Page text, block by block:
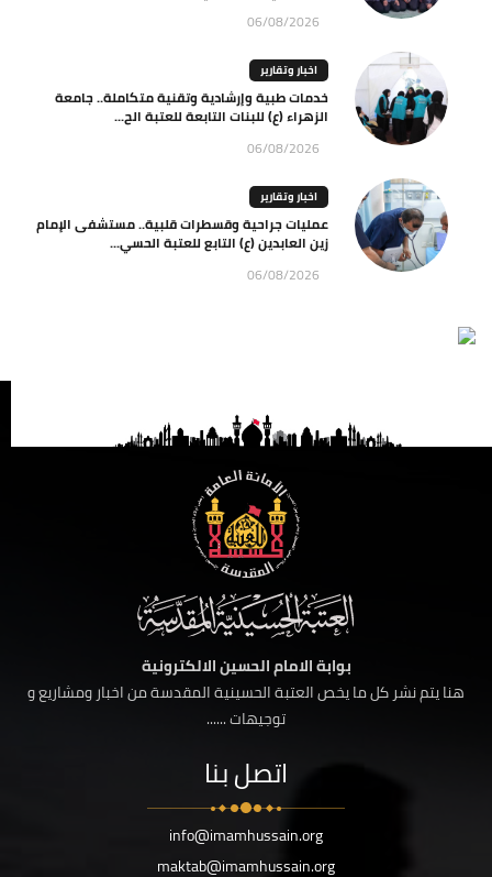
06/08/2026
اخبار وتقارير
خدمات طبية وإرشادية وتقنية متكاملة.. جامعة
الزهراء (ع) للبنات التابعة للعتبة الح...
06/08/2026
اخبار وتقارير
عمليات جراحية وقسطرات قلبية.. مستشفى الإمام
زين العابدين (ع) التابع للعتبة الحسي...
06/08/2026
بوابة الامام الحسين الالكترونية
هنا يتم نشر كل ما يخص العتبة الحسينية المقدسة من اخبار ومشاريع و
توجيهات ......
اتصل بنا
info@imamhussain.org
maktab@imamhussain.org